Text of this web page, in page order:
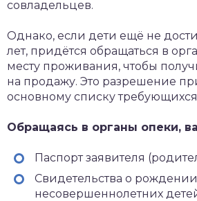
совладельцев.
Однако, если дети ещё не
лет, придётся обращаться в
месту проживания, чтобы
на продажу. Это разрешение
основному списку
Обращаясь в органы опеки,
Паспорт заявителя
Свидетельства о рождении
несовершеннолетних